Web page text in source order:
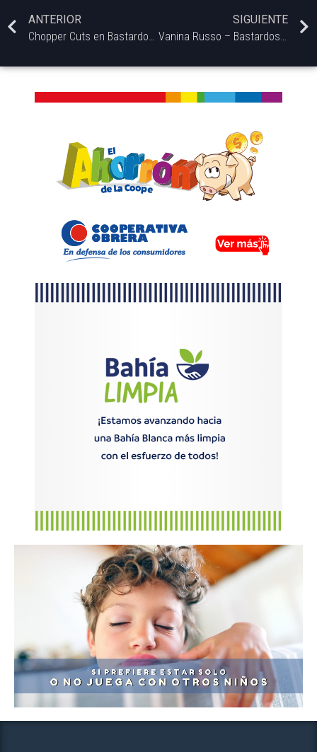
ANTERIOR
SIGUIENTE